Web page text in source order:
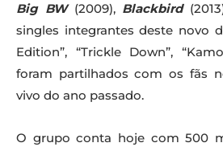
Big BW(2009), Blackbird
singles integrantes deste novo
Edition”, “Trickle Down”,
foram partilhados com os fãs
vivo do ano passado.
O grupo conta hoje com 500